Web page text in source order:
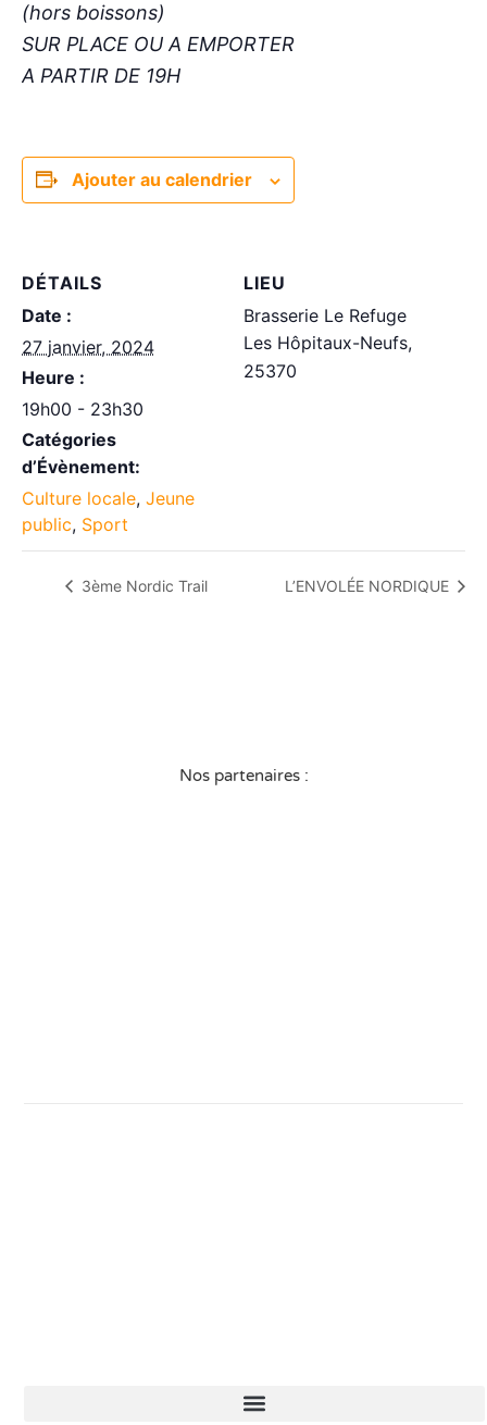
(hors boissons)
SUR PLACE OU A EMPORTER
A PARTIR DE 19H
Ajouter au calendrier
DÉTAILS
Date :
27 janvier, 2024
Heure :
19h00 - 23h30
Catégories
d’Évènement:
Culture locale, Jeune
public, Sport
LIEU
Brasserie Le Refuge
Les Hôpitaux-Neufs‌,
25370
3ème Nordic Trail L’ENVOLÉE NORDIQUE
Nos partenaires :